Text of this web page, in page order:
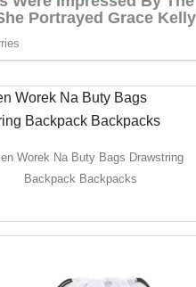
Worek Na Buty Bags Drawstring
Backpack Backpacks